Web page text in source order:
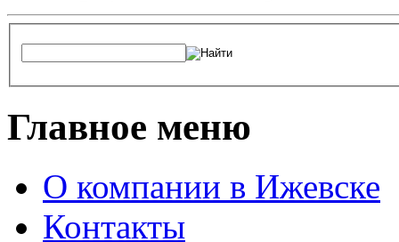
Главное меню
О компании в Ижевске
Контакты